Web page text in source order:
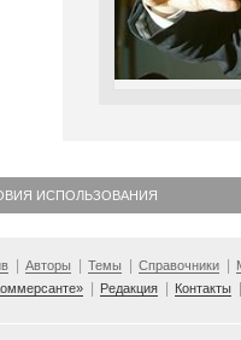
ИСПОЛЬЗОВАНИЯ
Авторы Темы Справочники
Редакция Контакты